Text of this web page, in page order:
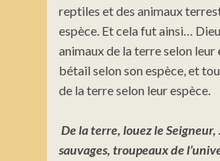
reptiles et des animaux
espèce. Et cela fut ainsi…
animaux de la terre selon leur
bétail selon son espèce, et
de la terre selon leur espèce.
De la terre, louez le
sauvages, troupeaux de